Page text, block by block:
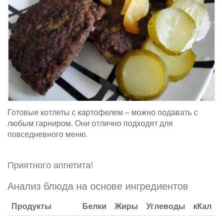
Готовые котлеты с картофелем – можно подавать с
любым гарниром. Они отлично подходят для
повседневного меню.
Приятного аппетита!
Анализ блюда на основе ингредиентов
Продукты Белки Жиры Углеводы
кКал